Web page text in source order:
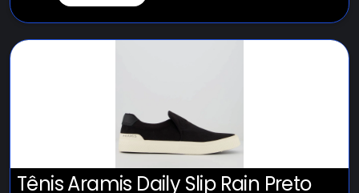
Tênis Aramis Daily Slip Rain Preto